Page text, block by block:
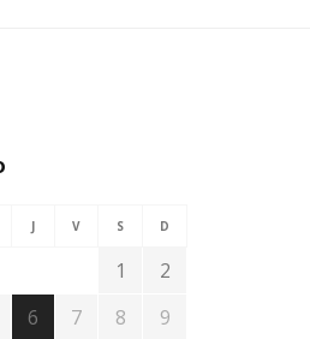
J V S D
1
2
6 7 8
9